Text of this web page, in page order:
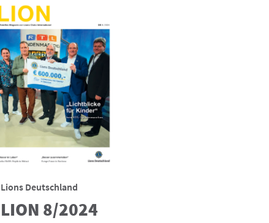
Lions Deutschland
LION 8/2024